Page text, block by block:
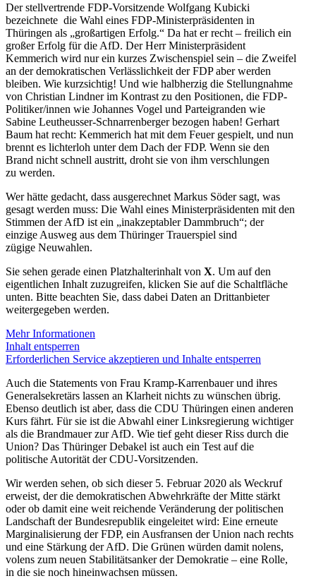
Der stell­ver­trende FDP-Vorsit­zende Wolfgang Kubicki
bezeichnete die Wahl eines FDP-Minis­ter­prä­si­denten in
Thüringen als „großar­tigen Erfolg.“ Da hat er recht – freilich ein
großer Erfolg für die AfD. Der Herr Minis­ter­prä­sident
Kemmerich wird nur ein kurzes Zwischen­spiel sein – die Zweifel
an der demokra­ti­schen Verläss­lichkeit der FDP aber werden
bleiben. Wie kurzsichtig! Und wie halbherzig die Stellung­nahme
von Christian Lindner im Kontrast zu den Positionen, die FDP-
Politi­ker/innen wie Johannes Vogel und Partei­granden wie
Sabine Leutheusser-Schnar­ren­berger bezogen haben! Gerhart
Baum hat recht: Kemmerich hat mit dem Feuer gespielt, und nun
brennt es lichterloh unter dem Dach der FDP. Wenn sie den
Brand nicht schnell austritt, droht sie von ihm verschlungen
zu werden.
Wer hätte gedacht, dass ausge­rechnet Markus Söder sagt, was
gesagt werden muss: Die Wahl eines Minis­ter­prä­si­denten mit den
Stimmen der AfD ist ein „inakzep­tabler Dammbruch“; der
einzige Ausweg aus dem Thüringer Trauer­spiel sind
zügige Neuwahlen.
Sie sehen gerade einen Platzhalterinhalt von X. Um auf den
eigentlichen Inhalt zuzugreifen, klicken Sie auf die Schaltfläche
unten. Bitte beachten Sie, dass dabei Daten an Drittanbieter
weitergegeben werden.
Mehr Informationen
Inhalt entsperren
Erforderlichen Service akzeptieren und Inhalte entsperren
Auch die State­ments von Frau Kramp-Karren­bauer und ihres
General­se­kretärs lassen an Klarheit nichts zu wünschen übrig.
Ebenso deutlich ist aber, dass die CDU Thüringen einen anderen
Kurs fährt. Für sie ist die Abwahl einer Links­re­gierung wichtiger
als die Brand­mauer zur AfD. Wie tief geht dieser Riss durch die
Union? Das Thüringer Debakel ist auch ein Test auf die
politische Autorität der CDU-Vorsitzenden.
Wir werden sehen, ob sich dieser 5. Februar 2020 als Weckruf
erweist, der die demokra­ti­schen Abwehr­kräfte der Mitte stärkt
oder ob damit eine weit reichende Verän­derung der politi­schen
Landschaft der Bundes­re­publik einge­leitet wird: Eine erneute
Margi­na­li­sierung der FDP, ein Ausfransen der Union nach rechts
und eine Stärkung der AfD. Die Grünen würden damit nolens,
volens zum neuen Stabi­li­täts­anker der Demokratie – eine Rolle,
in die sie noch hinein­wachsen müssen.